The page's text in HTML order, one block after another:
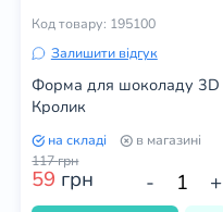
Код товару: 195100
Залишити відгук
Форма для шоколаду 3D
Кролик
на складі
в магазині
117грн
59 грн - +